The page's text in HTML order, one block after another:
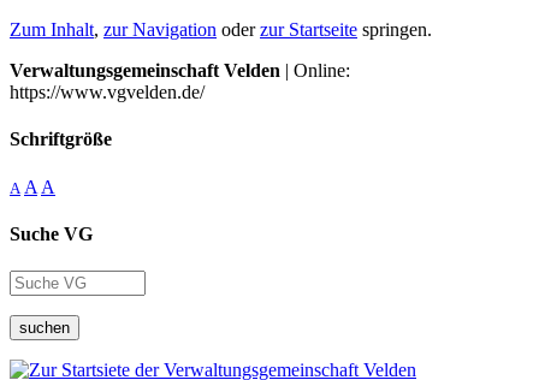
Zum Inhalt, zur Navigation oderzur Startseite springen.
Verwaltungsgemeinschaft Velden | Online:
https://www.vgvelden.de/
Schriftgröße
A A A
Suche VG
suchen